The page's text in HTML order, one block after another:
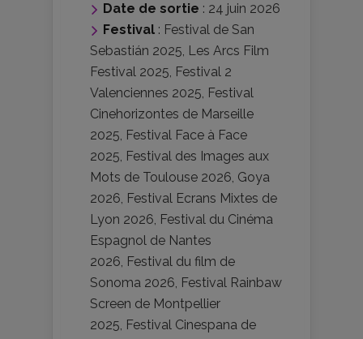
Date de sortie : 24 juin 2026
Festival : Festival de San
Sebastián 2025, Les Arcs Film
Festival 2025, Festival 2
Valenciennes 2025, Festival
Cinehorizontes de Marseille
2025, Festival Face à Face
2025, Festival des Images aux
Mots de Toulouse 2026, Goya
2026, Festival Ecrans Mixtes de
Lyon 2026, Festival du Cinéma
Espagnol de Nantes
2026, Festival du film de
Sonoma 2026, Festival Rainbaw
Screen de Montpellier
2025, Festival Cinespana de